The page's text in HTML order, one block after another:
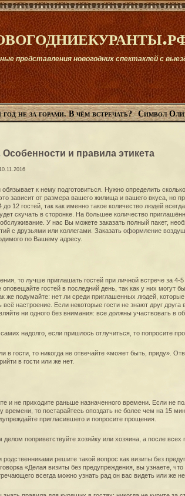
представления новогодних спектаклей с
не за горами. В чём встречать? Символ
и правила этикета
к нему подготовиться. Нужно определить
зависит от размера вашего жилища и вашего вкуса, но
12 гостей, так как именно такое количество людей
скучать в сторонке. На большее количество
У нас Вы можете заказать полный пакет,
с друзьями или коллегами. Заказать оформление
по Вашему адресу.
то лучше приглашать гостей при личной встрече за 4-
оповещайте гостей в последний день, так как у них могут
же подумайте: нет ли среди приглашенных людей,
всё настроение. Если некоторые гости не знают друг друга
ни одного без внимания: все должны участвовать в
надолго, если пришлось отлучиться, то попросите
в гости, то никогда не отвечайте «может быть, приду».
в гости или же нет.
и не приходите раньше назначенного времени. Если не
времени, то постарайтесь опоздать не более чем на 15
пригласившего и попросите прощения.
поприветствуйте хозяйку или хозяина, а после всех
решите такой вопрос как визиты без
«Делая визиты без предупреждения, вы узнаете,
всегда можно узнать рад он вас видеть или же